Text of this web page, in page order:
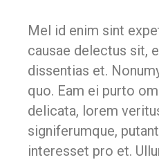
Mel id enim sint
causae delectus sit,
dissentias et.
quo. Eam ei purto
delicata, lorem
signiferumque,
interesset pro et.